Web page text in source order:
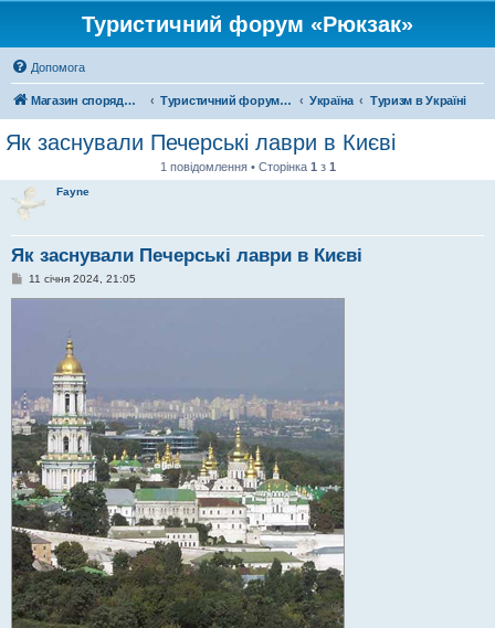
Туристичний форум «Рюкзак»
Допомога
Магазин спорядження Туристичний форум «Рюкзак» Україна Туризм в Україні
Як заснували Печерські лаври в Києві
1 повідомлення • Сторінка 1 з 1
Fayne
Як заснували Печерські лаври в Києві
П
н
н
я
11 січня 2024, 21:05